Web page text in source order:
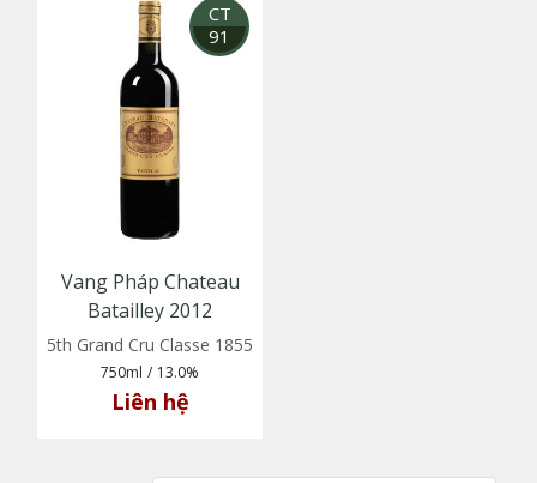
CT
91
Vang Pháp Chateau
Batailley 2012
5th Grand Cru Classe 1855
750ml / 13.0%
Liên hệ